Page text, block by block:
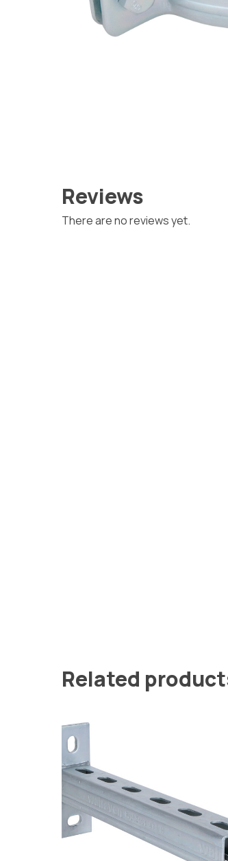
Reviews
There are no reviews yet.
Related